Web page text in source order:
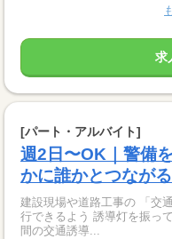
求
[パート・アルバイト]
週2日〜OK｜警備
かに誰かとつながる
建設現場や道路工事の 「交通誘導」
行できるよう 誘導灯を振って案内！ ▼働く現場は... 【
間の交通誘導...